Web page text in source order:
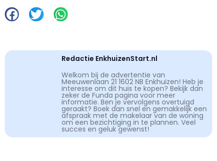
Redactie EnkhuizenStart.nl
Welkom bij de advertentie van
Meeuwenlaan 21 1602 NB Enkhuizen! Heb je
interesse om dit huis te kopen? Bekijk dan
zeker de Funda pagina voor meer
informatie. Ben je vervolgens overtuigd
geraakt? Boek dan snel en gemakkelijk een
afspraak met de makelaar van de woning
om een bezichtiging in te plannen. Veel
succes en geluk gewenst!